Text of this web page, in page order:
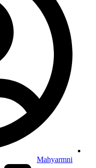
Mahyarmni